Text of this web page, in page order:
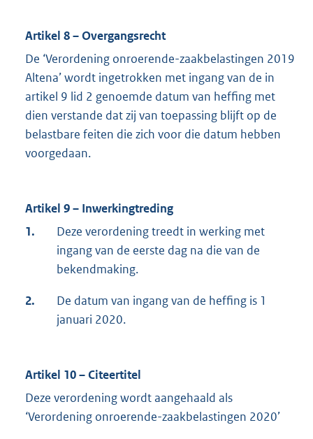
Artikel 8 – Overgangsrecht
De ‘Verordening onroerende-zaakbelastingen 2019
Altena’ wordt ingetrokken met ingang van de in
artikel 9 lid 2 genoemde datum van heffing met
dien verstande dat zij van toepassing blijft op de
belastbare feiten die zich voor die datum hebben
voorgedaan.
Artikel 9 – Inwerkingtreding
1.
Deze verordening treedt in werking met
ingang van de eerste dag na die van de
bekendmaking.
2.
De datum van ingang van de heffing is 1
januari 2020.
Artikel 10 – Citeertitel
Deze verordening wordt aangehaald als
‘Verordening onroerende-zaakbelastingen 2020’